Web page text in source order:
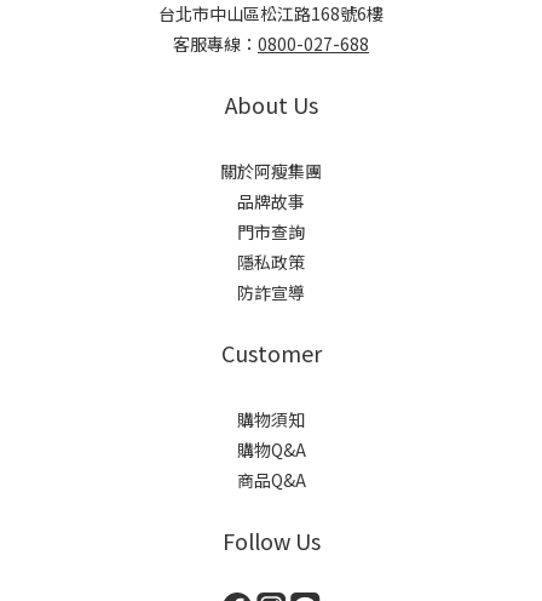
台北市中山區松江路168號6樓
客服專線： 0800-027-688
About Us
關於阿瘦集團
品牌故事
門市查詢
隱私政策
防詐宣導
Customer
購物須知
購物Q&A
商品Q&A
Follow Us